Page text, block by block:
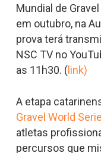
Mundial de
em outubro, na
prova terá
NSC TV no
as 11h30. (link)
A etapa
Gravel World
atletas
percursos que